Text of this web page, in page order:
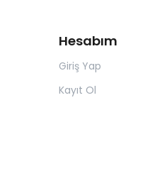
Hesabım
Giriş Yap
Kayıt Ol